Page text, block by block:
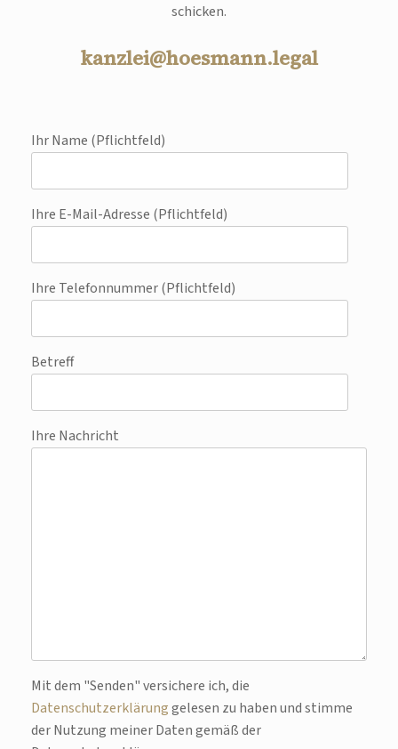
schicken.
kanzlei@hoesmann.legal
Ihr Name (Pflichtfeld)
Ihre E-Mail-Adresse (Pflichtfeld)
Ihre Telefonnummer (Pflichtfeld)
Betreff
Ihre Nachricht
Bitte lasse dieses Feld leer.
Mit dem "Senden" versichere ich, die
Datenschutzerklärunggelesen zu haben und stimme
der Nutzung meiner Daten gemäß der